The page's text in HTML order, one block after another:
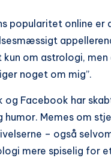
popularitet online er
om astrologi,
noget om mig”.
Facebook har
Memes om
– også
mere spiselig for